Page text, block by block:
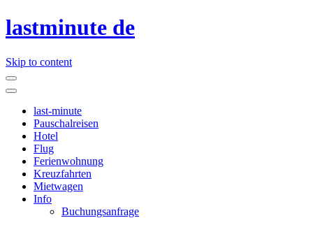
lastminute de
Skip to content
last-minute
Pauschalreisen
Hotel
Flug
Ferienwohnung
Kreuzfahrten
Mietwagen
Info
Buchungsanfrage